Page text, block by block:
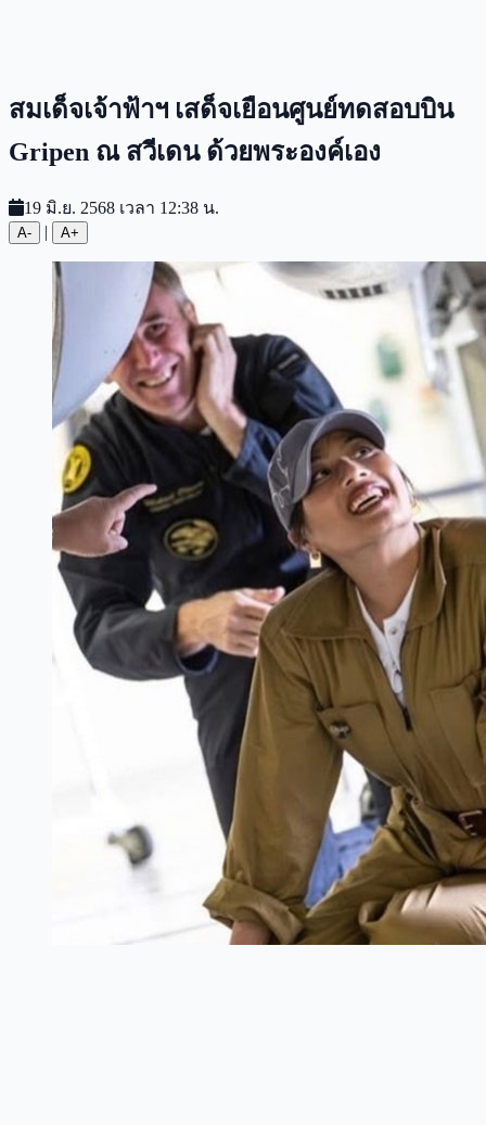
สมเด็จเจ้าฟ้าฯ เสด็จเยือนศูนย์ทดสอบบิน
Gripen ณ สวีเดน ด้วยพระองค์เอง
19 มิ.ย. 2568 เวลา 12:38 น.
A- | A+